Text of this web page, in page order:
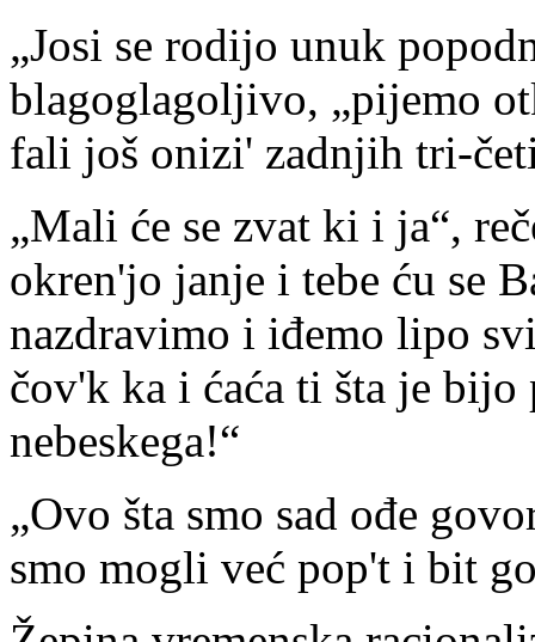
„Josi se rodijo unuk
blagoglagoljivo, „pijemo
fali još onizi' zadnjih tri-
„Mali će se zvat ki i ja“,
okren'jo janje i tebe ću se
nazdravimo i iđemo lipo
čov'k ka i ćaća ti šta je
nebeskega!“
„Ovo šta smo sad ođe
smo mogli već pop't i bit